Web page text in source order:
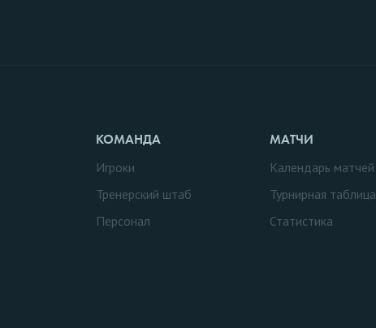
КОМАНДА
Игроки
Тренерский штаб
Персонал
МАТЧИ
Календарь матчей
Турнирная таблица
Статистика